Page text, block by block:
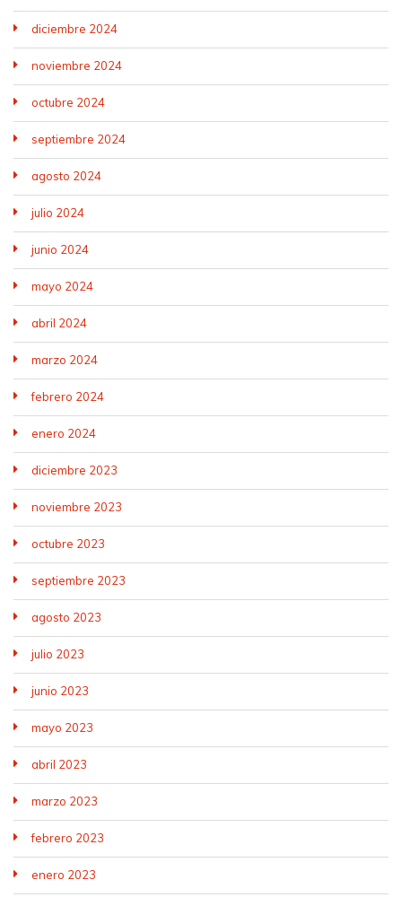
diciembre 2024
noviembre 2024
octubre 2024
septiembre 2024
agosto 2024
julio 2024
junio 2024
mayo 2024
abril 2024
marzo 2024
febrero 2024
enero 2024
diciembre 2023
noviembre 2023
octubre 2023
septiembre 2023
agosto 2023
julio 2023
junio 2023
mayo 2023
abril 2023
marzo 2023
febrero 2023
enero 2023